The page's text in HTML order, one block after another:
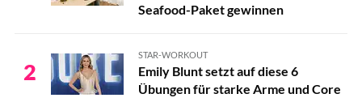
Seafood-Paket gewinnen
2
STAR-WORKOUT
Emily Blunt setzt auf diese 6
Übungen für starke Arme und Core